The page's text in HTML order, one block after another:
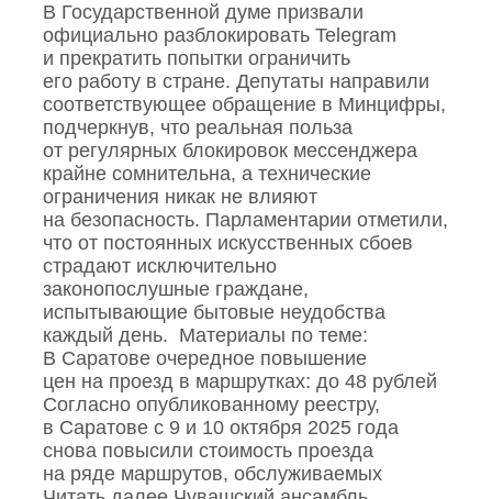
В Государственной думе призвали
официально разблокировать Telegram
и прекратить попытки ограничить
его работу в стране. Депутаты направили
соответствующее обращение в Минцифры,
подчеркнув, что реальная польза
от регулярных блокировок мессенджера
крайне сомнительна, а технические
ограничения никак не влияют
на безопасность. Парламентарии отметили,
что от постоянных искусственных сбоев
страдают исключительно
законопослушные граждане,
испытывающие бытовые неудобства
каждый день. Материалы по теме:
В Саратове очередное повышение
цен на проезд в маршрутках: до 48 рублей
Согласно опубликованному реестру,
в Саратове с 9 и 10 октября 2025 года
снова повысили стоимость проезда
на ряде маршрутов, обслуживаемых